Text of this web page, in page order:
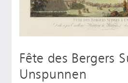
Fête des Bergers
Unspunnen